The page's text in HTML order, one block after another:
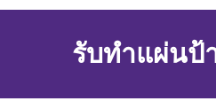
รับทำแผ่นป้